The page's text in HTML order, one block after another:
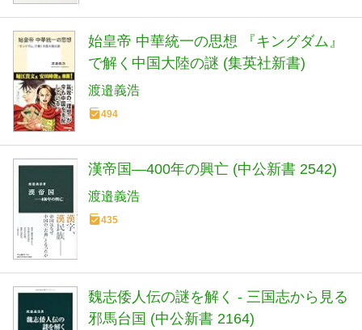
始皇帝 中華統一の思想 『キングダム』
で解く中国大陸の謎 (集英社新書)
渡邉義浩
494
漢帝国―400年の興亡 (中公新書 2542)
渡邉義浩
435
魏志倭人伝の謎を解く - 三国志から見る
邪馬台国 (中公新書 2164)